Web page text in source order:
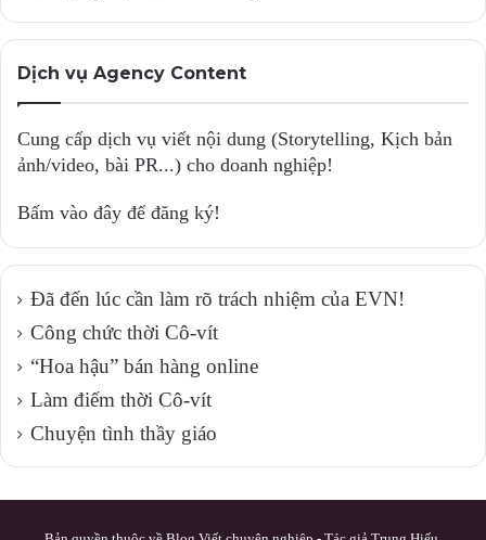
Dịch vụ Agency Content
Cung cấp dịch vụ viết nội dung (Storytelling, Kịch bản
ảnh/video, bài PR...) cho doanh nghiệp!
Bấm vào đây để đăng ký!
Đã đến lúc cần làm rõ trách nhiệm của EVN!
Công chức thời Cô-vít
“Hoa hậu” bán hàng online
Làm điếm thời Cô-vít
Chuyện tình thầy giáo